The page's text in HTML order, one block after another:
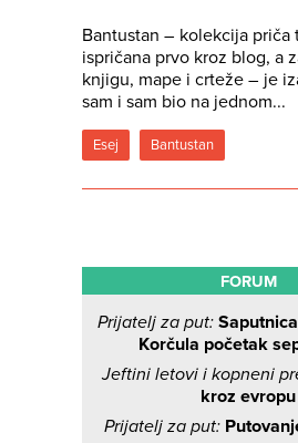
Bantustan – kolekcija priča
ispričana prvo kroz blog, a
knjigu, mape i crteže – je
sam i sam bio na jednom...
Esej Bantustan
FORUM
Prijatelj za put:
Korčula početak
Jeftini letovi i kopneni
kroz evropu
Prijatelj za put: